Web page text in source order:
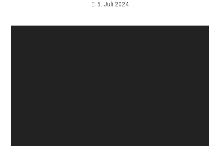
5. Juli 2024